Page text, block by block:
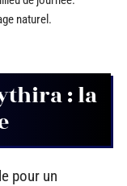
naturel.
: la
pour un